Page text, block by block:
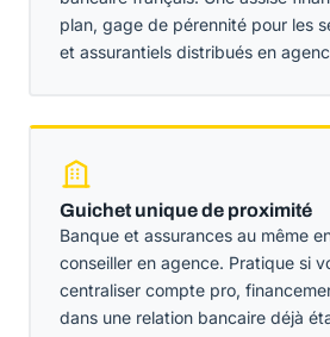
plan, gage de pérennité pour les
et assurantiels distribués en
Guichet unique de proximité
Banque et assurances au même
conseiller en agence. Pratique si
centraliser compte pro,
dans une relation bancaire déjà